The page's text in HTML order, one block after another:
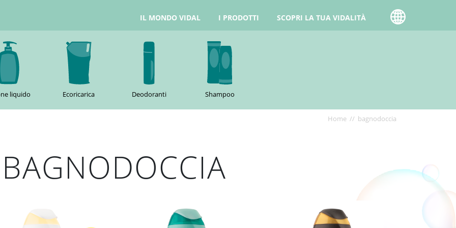
IL MONDO VIDAL I PRODOTTI SCOPRI LA TUA VIDALITÀ
liquido Ecoricarica Deodoranti Shampoo
Home bagnodoccia
BAGNODOCCIA